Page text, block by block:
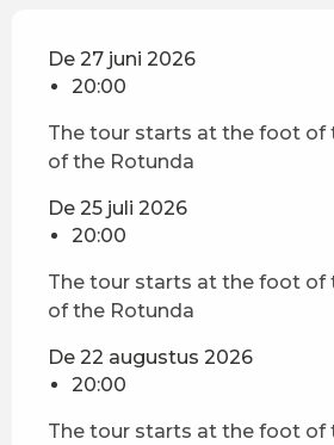
De 27 juni 2026
20:00
The tour starts at the foot of
of the Rotunda
De 25 juli 2026
20:00
The tour starts at the foot of
of the Rotunda
De 22 augustus 2026
20:00
The tour starts at the foot of